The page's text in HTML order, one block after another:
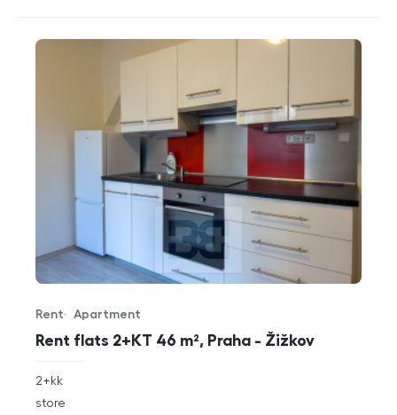
Rent flats 2+KT 46 m², Praha - Žižkov
Offer type
Rent
Property type
Apartment
rozměry
2+kk
funkce
store